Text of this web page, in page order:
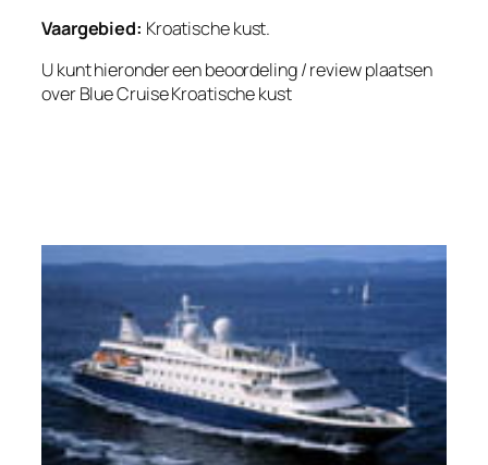
Vaargebied: Kroatische kust.
U kunt hieronder een beoordeling / review plaatsen
over Blue Cruise Kroatische kust